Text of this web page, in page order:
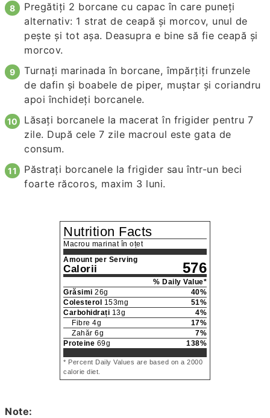
Pregătiți 2 borcane cu capac în care puneți
alternativ: 1 strat de ceapă și morcov, unul de
pește și tot așa. Deasupra e bine să fie ceapă și
morcov.
Turnați marinada în borcane, împărțiți frunzele
de dafin și boabele de piper, muștar și coriandru
apoi închideți borcanele.
Lăsați borcanele la macerat în frigider pentru 7
zile. După cele 7 zile macroul este gata de
consum.
Păstrați borcanele la frigider sau într-un beci
foarte răcoros, maxim 3 luni.
Nutrition Facts
Macrou marinat în oțet
Amount per Serving
Calorii 576
% Daily Value*
Grăsimi 26g 40%
Colesterol
153mg 51%
Carbohidrați 13g 4%
Fibre 4g 17%
Zahăr 6g 7%
Proteine 69g 138%
* Percent Daily Values are based on a 2000
calorie diet.
Note: